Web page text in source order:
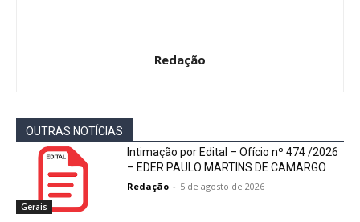
Redação
OUTRAS NOTÍCIAS
Gerais
Intimação por Edital – Ofício nº 474 /2026
– EDER PAULO MARTINS DE CAMARGO
Redação - 5 de agosto de 2026